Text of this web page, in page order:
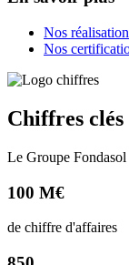
Nos
Nos
Chiffres clés
Le Groupe Fondasol
100 M€
de chiffre d'affaires